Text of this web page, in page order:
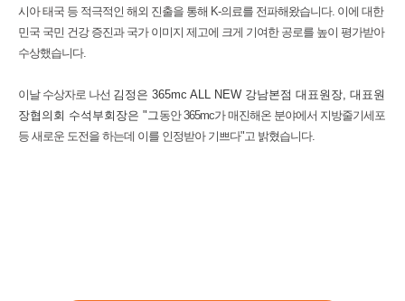
시아 태국 등 적극적인 해외 진출을 통해 K-의료를 전파해왔습니다. 이에 대한
민국 국민 건강 증진과 국가 이미지 제고에 크게 기여한 공로를 높이 평가받아
수상했습니다.
이날 수상자로 나선 김정은 365mc ALL NEW 강남본점 대표원장, 대표원
장협의회 수석부회장은 "그동안 365mc가 매진해온 분야에서 지방줄기세포
등 새로운 도전을 하는데 이를 인정받아 기쁘다"고 밝혔습니다.